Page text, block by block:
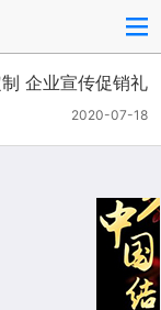
企业宣传促销礼
2020-07-18